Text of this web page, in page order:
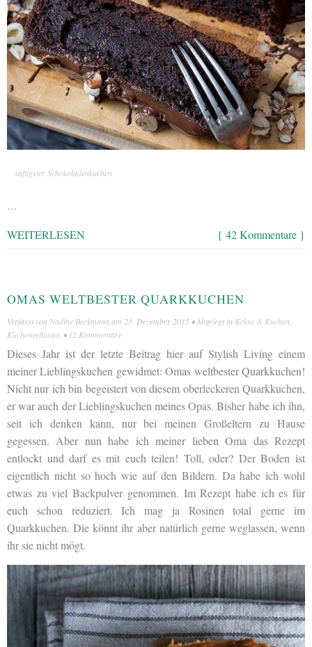
saftigster Schokoladenkuchen
…
WEITERLESEN { 42 Kommentare }
OMAS WELTBESTER QUARKKUCHEN
Verfasst von Nadine Beckmann am 23. Dezember 2015 • Abgelegt in Kekse & Kuchen
Küchengeflüster, • 12 Kommentare
Dieses Jahr ist der letzte Beitrag hier auf Stylish Living einem
meiner Lieblingskuchen gewidmet: Omas weltbester Quarkkuchen!
Nicht nur ich bin begeistert von diesem oberleckeren Quarkkuchen,
er war auch der Lieblingskuchen meines Opas. Bisher habe ich ihn,
seit ich denken kann, nur bei meinen Großeltern zu Hause
gegessen. Aber nun habe ich meiner lieben Oma das Rezept
entlockt und darf es mit euch teilen! Toll, oder? Der Boden ist
eigentlich nicht so hoch wie auf den Bildern. Da habe ich wohl
etwas zu viel Backpulver genommen. Im Rezept habe ich es für
euch schon reduziert. Ich mag ja Rosinen total gerne im
Quarkkuchen. Die könnt ihr aber natürlich gerne weglassen, wenn
ihr sie nicht mögt.